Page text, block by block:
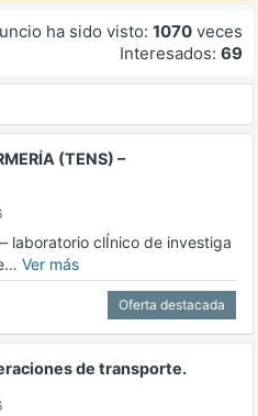
ha sido visto: 1070 veces
Interesados: 69
(TENS) –
laboratorio clÍnico de investiga
Ver más
Oferta destacada
de transporte.